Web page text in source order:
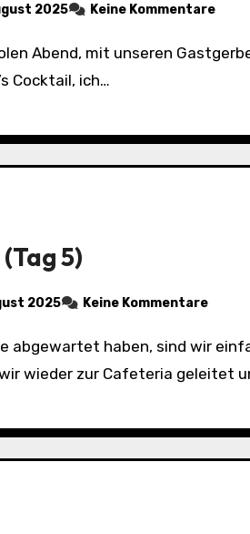
2025 Keine Kommentare
Cocktail, ich…
5)
2025 Keine Kommentare
wieder zur Cafeteria geleitet